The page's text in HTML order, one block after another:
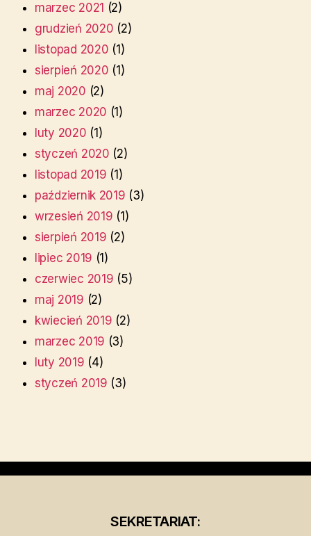
marzec 2021 (2)
grudzień 2020 (2)
listopad 2020 (1)
sierpień 2020 (1)
maj 2020 (2)
marzec 2020 (1)
luty 2020 (1)
styczeń 2020 (2)
listopad 2019 (1)
październik 2019 (3)
wrzesień 2019 (1)
sierpień 2019 (2)
lipiec 2019 (1)
czerwiec 2019 (5)
maj 2019 (2)
kwiecień 2019 (2)
marzec 2019 (3)
luty 2019 (4)
styczeń 2019 (3)
SEKRETARIAT: